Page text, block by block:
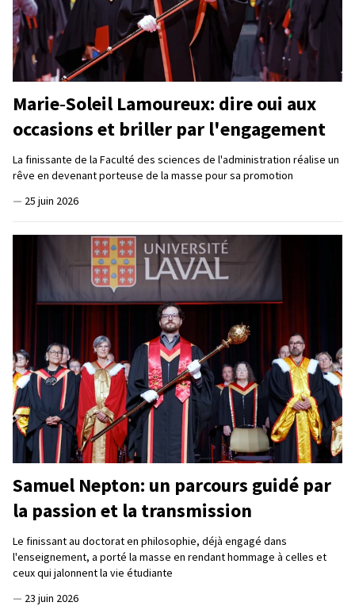
Marie‑Soleil Lamoureux: dire oui aux
occasions et briller par l'engagement
La finissante de la Faculté des sciences de l'administration réalise un
rêve en devenant porteuse de la masse pour sa promotion
— 25 juin 2026
Samuel Nepton: un parcours guidé par
la passion et la transmission
Le finissant au doctorat en philosophie, déjà engagé dans
l'enseignement, a porté la masse en rendant hommage à celles et
ceux qui jalonnent la vie étudiante
— 23 juin 2026